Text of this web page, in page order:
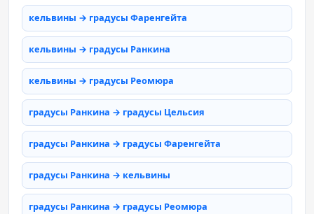
кельвины → градусы Фаренгейта
кельвины → градусы Ранкина
кельвины → градусы Реомюра
градусы Ранкина → градусы Цельсия
градусы Ранкина → градусы Фаренгейта
градусы Ранкина → кельвины
градусы Ранкина → градусы Реомюра